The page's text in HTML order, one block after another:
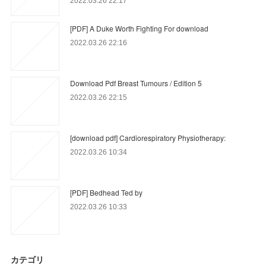
[PDF] A Duke Worth Fighting For download
2022.03.26 22:16
Download Pdf Breast Tumours / Edition 5
2022.03.26 22:15
[download pdf] Cardiorespiratory Physiotherapy:
2022.03.26 10:34
[PDF] Bedhead Ted by
2022.03.26 10:33
カテゴリ